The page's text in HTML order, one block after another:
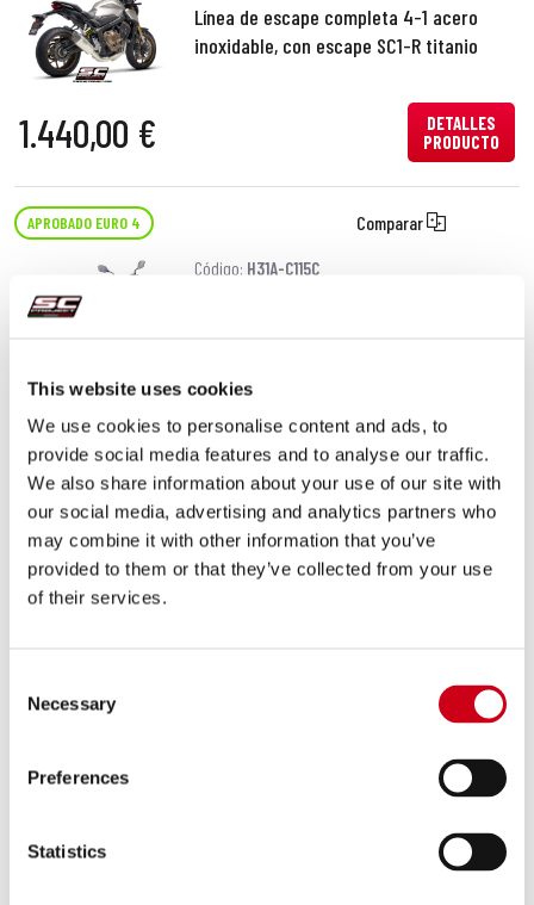
This website uses cookies
We use cookies to personalise content and ads, to
provide social media features and to analyse our traffic.
We also share information about your use of our site with
our social media, advertising and analytics partners who
may combine it with other information that you’ve
provided to them or that they’ve collected from your use
of their services.
Selection
Necessary
Preferences
Statistics
Línea de escape completa 4-1 acero
inoxidable, con escape SC1-R titanio
1.440,00 €
DETALLES
PRODUCTO
APROBADO EURO 4 Comparar
Código: H31A-C115C
1.190,00 €
PRODUCTO
APROBADO EURO 4 Comparar
Código: H31A-CD38T
Línea de escape completa 4-1 acero
1.390,00 €
DETALLES
PRODUCTO